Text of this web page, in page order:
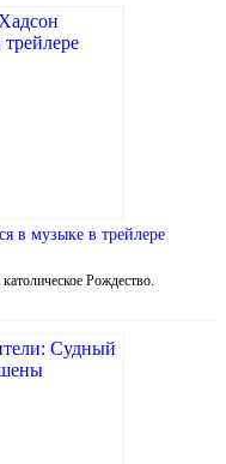
в музыке в трейлере
Рождество.